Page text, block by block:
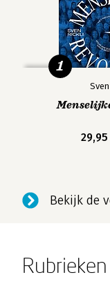
29,95
1
Bekijk de
Rubrieken